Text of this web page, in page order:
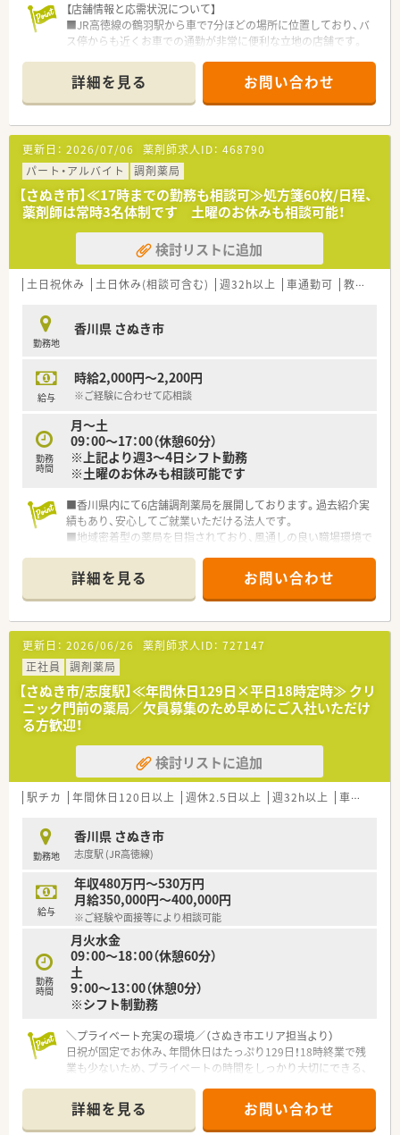
【店舗情報と応需状況について】
■JR高徳線の鶴羽駅から車で7分ほどの場所に位置しており、バ
ス停からも近くお車での通勤が非常に便利な立地の店舗です。
は外来が1日35枚で在宅業務が20枚から25枚程度です。
■常勤薬剤師が3名とパート薬剤師1名が在籍しており、複数の
薬剤師が協力し合って日々の調剤業務を分担しています。
【法人特徴について】
■香川県東部エリアを中心に計7店舗を展開しており、ドミナン
ト方式による効率的な店舗運営と連携体制を構築しています。
■店舗間の応援体制が非常にスムーズであるため、急な欠員や休
暇取得時もお互いにフォローし合える安心の環境です。
■経済産業省の「おもてなし規格認証」にて紅認証を取得してお
り、接遇やサービスの品質向上に全社で取り組んでいます。
【求人情報について】
■年収は最大で650万円まで相談が可能となっており、これまで
ており、週40時間の勤務でプライベートも充実します。
【勤務実態について】
り、夜遅くなることがないため規則正しい生活が送れます。
■在宅業務では居宅2施設と配達5施設を担当しており、地域の
方々の健康を支えるために薬剤師が外へ出る機会も多いです。
■最新の薬歴システムや自動分包機などの設備が充実している
詳細を見る お問い合わせ
更新日： 2026/07/06 薬剤師求人ID： 468790
パート・アルバイト
調剤薬局
【さぬき市】≪17時までの勤務も相談可≫処方箋60枚/日程、
薬剤師は常時3名体制です 土曜のお休みも相談可能！
検討リストに追加
土日祝休み 土日休み(相談可含む) 週32h以上 車通勤可 教育制度あり
勤務地
香川県 さぬき市
給与
時給2,000円～2,200円
※ご経験に合わせて応相談
勤務
時間
月～土
09：00～17：00（休憩60分）
※上記より週3～4日シフト勤務
※土曜のお休みも相談可能です
■香川県内にて6店舗調剤薬局を展開しております。過去紹介実
績もあり、安心してご就業いただける法人です。
■地域密着型の薬局を目指されており、風通しの良い職場環境で
■「大川バス」または「コミュニティバス」を利用し、「田面（たづ
ら）バス停」にて下車頂きますと、すぐ薬局が見えます。
もちろん、お車通勤も可能です。
■平日のみの勤務もご相談可能ですので、週末は予定がある方に
もオススメです。
詳細を見る お問い合わせ
更新日： 2026/06/26 薬剤師求人ID： 727147
正社員
調剤薬局
【さぬき市/志度駅】≪年間休日129日×平日18時定時≫ クリ
ニック門前の薬局／欠員募集のため早めにご入社いただけ
る方歓迎！
検討リストに追加
駅チカ 年間休日120日以上 週休2.5日以上 週32h以上 車通勤可
勤務地
香川県 さぬき市
志度駅 (JR高徳線)
給与
年収480万円～530万円
月給350,000円～400,000円
※ご経験や面接等により相談可能
勤務
時間
月火水金
09：00～18：00（休憩60分）
土
9：00～13：00（休憩0分）
※シフト制勤務
＼プライベート充実の環境／（さぬき市エリア担当より）
日祝が固定でお休み、年間休日はたっぷり129日！18時終業で残
業も少ないため、プライベートの時間をしっかり大切にできる、
＊------------------------------------------＊
詳細を見る お問い合わせ